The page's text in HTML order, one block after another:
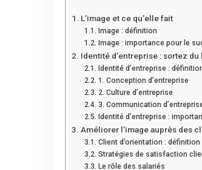
L’image et ce qu’elle fait
Image : définition
Image : importance pour le
Identité d’entreprise : sortez du
Identité d’entreprise :
1. Conception d’entreprise
2. Culture d’entreprise
3. Communication
Identité d’entreprise :
Améliorer l’image auprès des
Client d’orientation : définition
Stratégies de satisfaction
Le rôle des salariés